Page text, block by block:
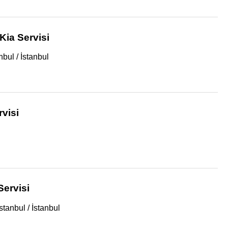
Servisi
/ İstanbul
/ İstanbul